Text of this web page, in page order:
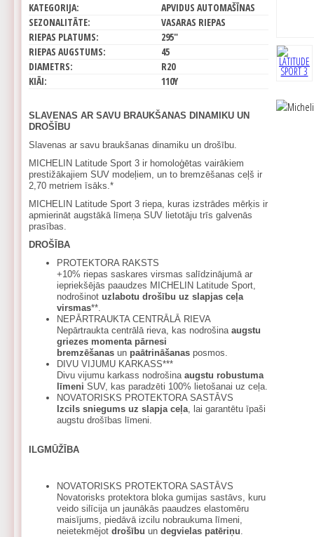
KATEGORIJA:
APVIDUS AUTOMAŠĪNAS
SEZONALITĀTE:
VASARAS RIEPAS
RIEPAS PLATUMS:
295"
RIEPAS AUGSTUMS:
45
DIAMETRS:
R20
KIĀI:
110Y
SLAVENAS AR SAVU BRAUKŠANAS DINAMIKU UN
DROŠĪBU
Slavenas ar savu braukšanas dinamiku un drošību.
MICHELIN Latitude Sport 3 ir homoloģētas vairākiem
prestižākajiem SUV modeļiem, un to bremzēšanas ceļš ir
2,70 metriem īsāks.*
MICHELIN Latitude Sport 3 riepa, kuras izstrādes mērķis ir
apmierināt augstākā līmeņa SUV lietotāju trīs galvenās
prasības.
DROŠĪBA
PROTEKTORA RAKSTS
+10% riepas saskares virsmas salīdzinājumā ar
iepriekšējās paaudzes MICHELIN Latitude Sport,
nodrošinot uzlabotu drošību uz slapjas ceļa
virsmas**.
NEPĀRTRAUKTA CENTRĀLĀ RIEVA
Nepārtraukta centrālā rieva, kas nodrošina augstu
griezes momenta pārnesi
bremzēšanas un paātrināšanas posmos.
DIVU VIJUMU KARKASS***
Divu vijumu karkass nodrošina augstu robustuma
līmeni SUV, kas paradzēti 100% lietošanai uz ceļa.
NOVATORISKS PROTEKTORA SASTĀVS
Izcils sniegums uz slapja ceļa, lai garantētu īpaši
augstu drošības līmeni.
ILGMŪŽĪBA
NOVATORISKS PROTEKTORA SASTĀVS
Novatorisks protektora bloka gumijas sastāvs, kuru
veido silīcija un jaunākās paaudzes elastomēru
maisījums, piedāvā izcilu nobraukuma līmeni,
neietekmējot drošību un degvielas patēriņu.